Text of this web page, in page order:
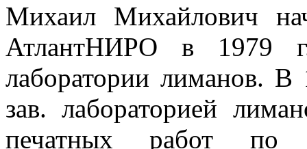
Михаил Михайлович
АтлантНИРО в 1979
лаборатории лиманов. В
зав. лабораторией
печатных работ по